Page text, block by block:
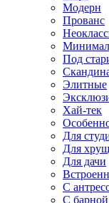
Модерн
Прованс
Под
Элитные
Хай-тек
Для
Для
Для дачи
С
С барной